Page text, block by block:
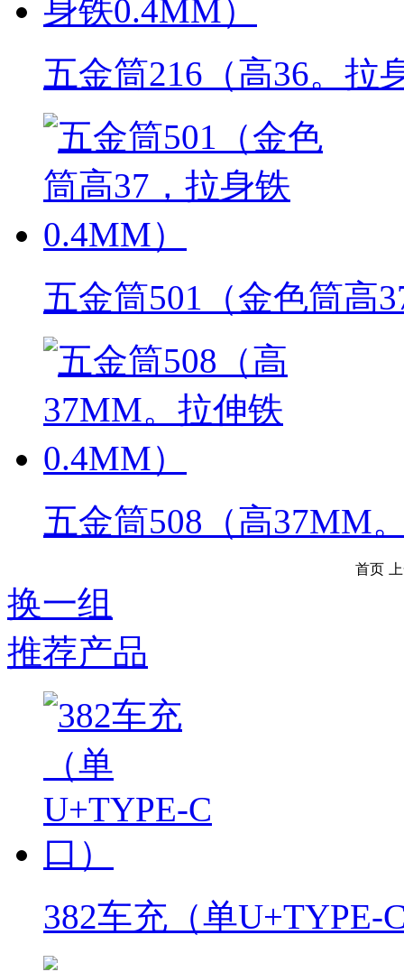
五金筒216（高36。拉
五金筒501（金色筒高
五金筒508（高37MM
首页
换一组
推荐产品
382车充（单U+TYPE-